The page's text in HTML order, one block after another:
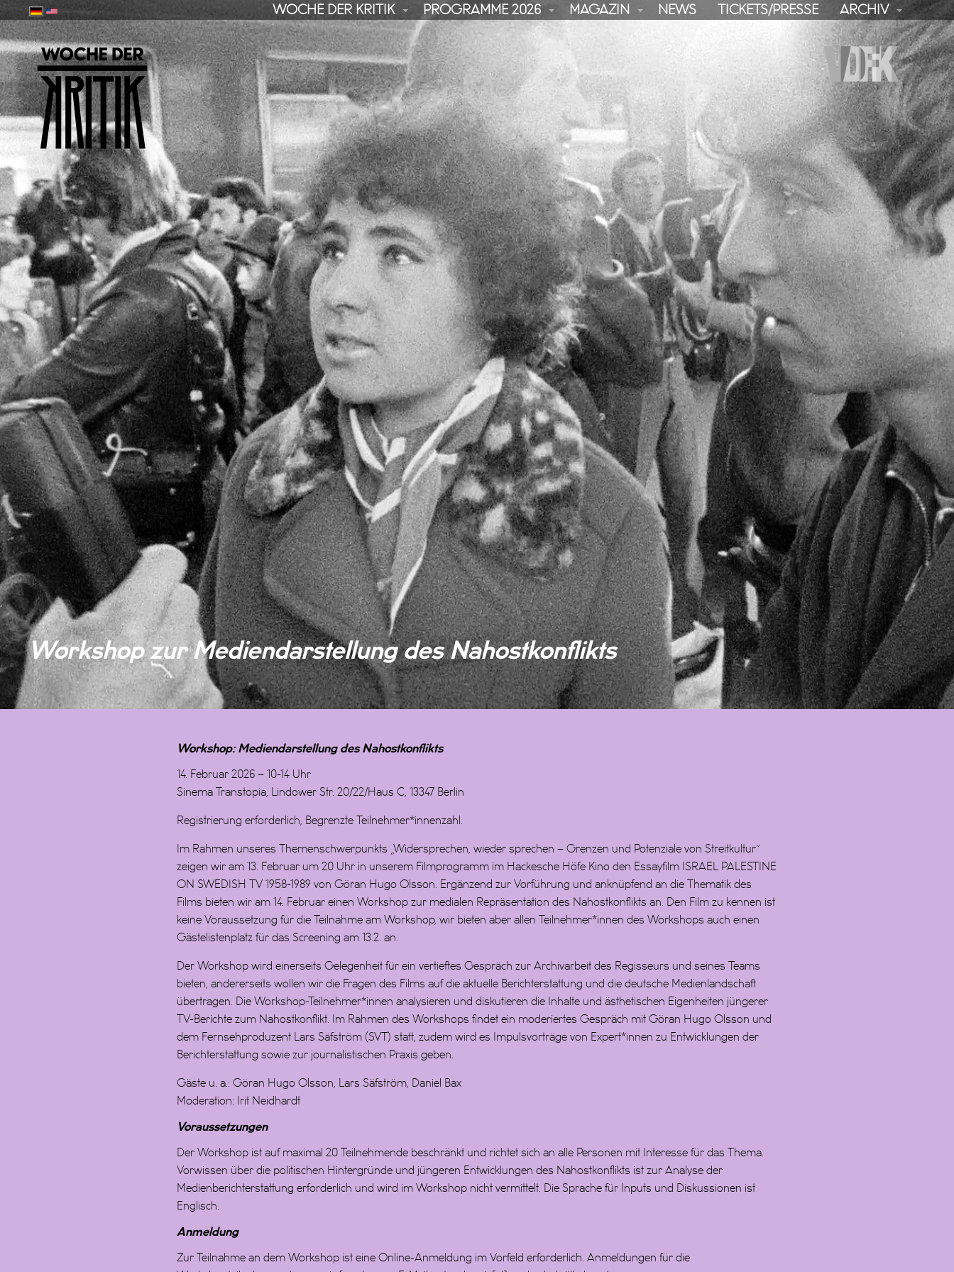
WOCHE DER KRITIK PROGRAMME 2026 MAGAZIN NEWS TICKETS/PRESSE ARCHIV
Workshop zur Mediendarstellung des Nahostkonflikts
Workshop: Mediendarstellung des Nahostkonflikts
14. Februar 2026 – 10-14 Uhr
Sinema Transtopia, Lindower Str. 20/22/Haus C, 13347 Berlin
Registrierung erforderlich, Begrenzte Teilnehmer*innenzahl.
Im Rahmen unseres Themenschwerpunkts „Widersprechen, wieder sprechen – Grenzen und Potenziale von Streitkultur“
zeigen wir am 13. Februar um 20 Uhr in unserem Filmprogramm im Hackesche Höfe Kino den Essayfilm ISRAEL PALESTINE
ON SWEDISH TV 1958-1989 von Göran Hugo Olsson. Ergänzend zur Vorführung und anknüpfend an die Thematik des
Films bieten wir am 14. Februar einen Workshop zur medialen Repräsentation des Nahostkonflikts an. Den Film zu kennen ist
keine Voraussetzung für die Teilnahme am Workshop, wir bieten aber allen Teilnehmer*innen des Workshops auch einen
Gästelistenplatz für das Screening am 13.2. an.
Der Workshop wird einerseits Gelegenheit für ein vertieftes Gespräch zur Archivarbeit des Regisseurs und seines Teams
bieten, andererseits wollen wir die Fragen des Films auf die aktuelle Berichterstattung und die deutsche Medienlandschaft
übertragen. Die Workshop-Teilnehmer*innen analysieren und diskutieren die Inhalte und ästhetischen Eigenheiten jüngerer
TV-Berichte zum Nahostkonflikt. Im Rahmen des Workshops findet ein moderiertes Gespräch mit Göran Hugo Olsson und
dem Fernsehproduzent Lars Säfström (SVT) statt, zudem wird es Impulsvorträge von Expert*innen zu Entwicklungen der
Berichterstattung sowie zur journalistischen Praxis geben.
Gäste u. a.: Göran Hugo Olsson, Lars Säfström, Daniel Bax
Moderation: Irit Neidhardt
Voraussetzungen
Der Workshop ist auf maximal 20 Teilnehmende beschränkt und richtet sich an alle Personen mit Interesse für das Thema.
Vorwissen über die politischen Hintergründe und jüngeren Entwicklungen des Nahostkonflikts ist zur Analyse der
Medienberichterstattung erforderlich und wird im Workshop nicht vermittelt. Die Sprache für Inputs und Diskussionen ist
Englisch.
Anmeldung
Zur Teilnahme an dem Workshop ist eine Online-Anmeldung im Vorfeld erforderlich. Anmeldungen für die